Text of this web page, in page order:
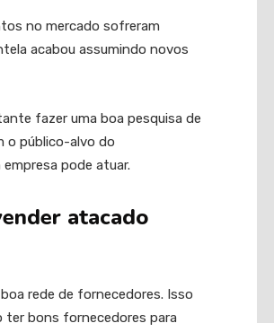
no mercado sofreram
acabou assumindo novos
fazer uma boa pesquisa de
o público-alvo do
pode atuar.
atacado
rede de fornecedores. Isso
ter bons fornecedores para